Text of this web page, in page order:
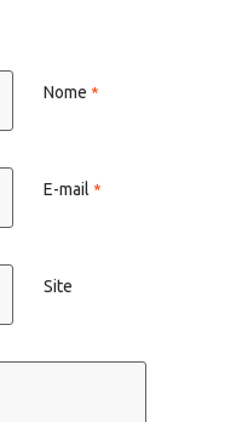
Nome *
E-mail *
Site